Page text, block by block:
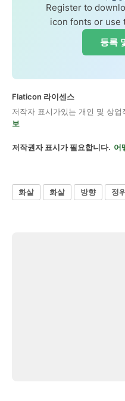
Register to
icon fonts or use
등록
Flaticon 라이센스
저작자 표시가있는 개인 및 상
보
저작권자 표시가 필요합니다. 어
화살 화살 방향 정